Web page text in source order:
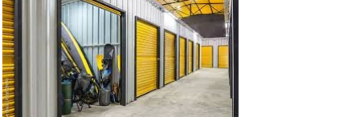
İnternet Arasındaki
Farklar
Forumu Burada